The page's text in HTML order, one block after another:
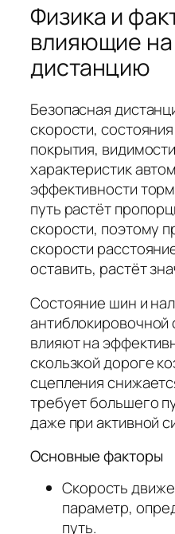
Физика и
влияющие
дистанцию
Безопасная
скорости,
покрытия,
характеристик
эффективности
путь растёт
скорости, поэтому
скорости
оставить, растёт
Состояние шин и
антиблокировочной
влияют на
скользкой дороге
сцепления
требует большего
даже при активной
Основные факторы
Скорость
параметр,
путь.